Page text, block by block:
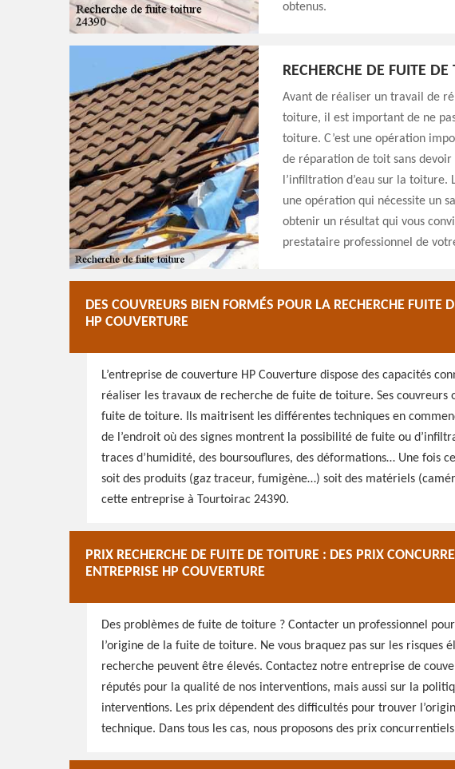
obtenus.
RECHERCHE DE FUITE DE
Avant de réaliser un travail de
toiture, il est important de ne
toiture. C’est une opération
de réparation de toit sans
l’infiltration d’eau sur la
une opération qui nécessite un
obtenir un résultat qui vous
prestataire professionnel de
DES COUVREURS BIEN FORMÉS POUR LA RECHERCHE FUITE
HP COUVERTURE
L’entreprise de couverture HP Couverture dispose des capacités
réaliser les travaux de recherche de fuite de toiture. Ses
fuite de toiture. Ils maitrisent les différentes techniques en
de l’endroit où des signes montrent la possibilité de fuite ou
traces d’humidité, des boursouflures, des déformations… Une fois
soit des produits (gaz traceur, fumigène…) soit des matériels
cette entreprise à Tourtoirac 24390.
PRIX RECHERCHE DE FUITE DE TOITURE : DES PRIX
ENTREPRISE HP COUVERTURE
Des problèmes de fuite de toiture ? Contacter un professionnel
l’origine de la fuite de toiture. Ne vous braquez pas sur les risques
recherche peuvent être élevés. Contactez notre entreprise de
réputés pour la qualité de nos interventions, mais aussi sur la
interventions. Les prix dépendent des difficultés pour trouver
technique. Dans tous les cas, nous proposons des prix